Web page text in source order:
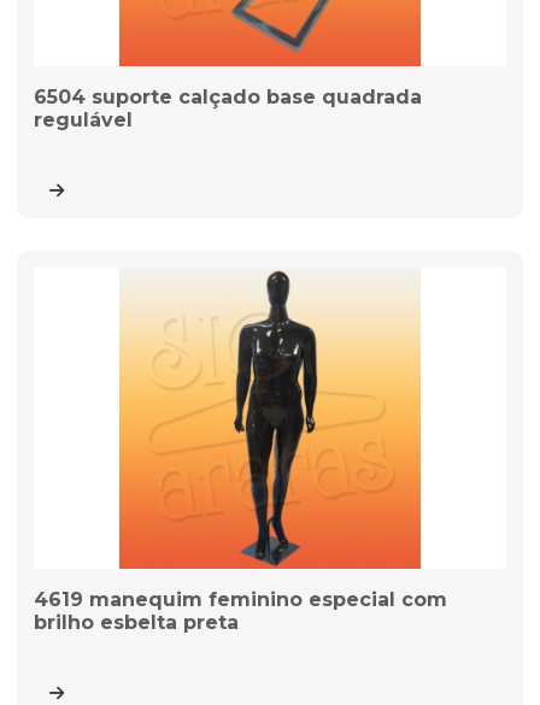
6504 suporte calçado base quadrada
regulável
4619 manequim feminino especial com
brilho esbelta preta